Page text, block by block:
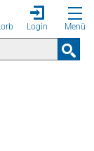
Login Menü